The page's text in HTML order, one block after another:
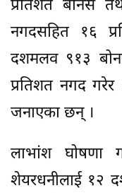
प्रतिशत बोनस
नगदसहित १६
दशमलव ९१३
प्रतिशत नगद गरेर
जनाएका छन् ।
लाभांश घोषणा
शेयरधनीलाई १२